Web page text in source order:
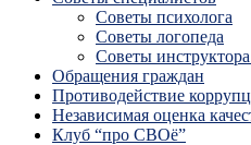
Советы психолога
Советы логопеда
Советы
Обращения граждан
Противодействие
Независимая оценка
Клуб “про СВОё”